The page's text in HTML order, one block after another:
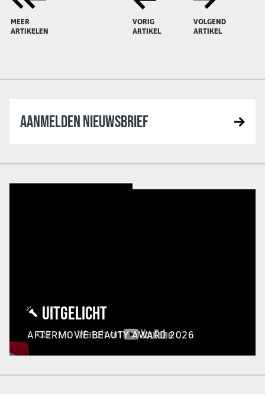
MEER
ARTIKELEN
VORIG
ARTIKEL
VOLGEND
ARTIKEL
AANMELDEN NIEUWSBRIEF
UITGELICHT
AFTERMOVIE BEAUTY AWARD 2026